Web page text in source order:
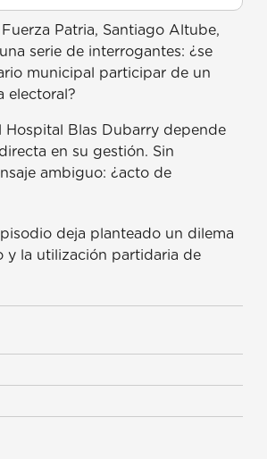
Patria, Santiago Altube,
serie de interrogantes: ¿se
municipal participar de un
electoral?
Blas Dubarry depende
en su gestión. Sin
ambiguo: ¿acto de
deja planteado un dilema
y la utilización partidaria de